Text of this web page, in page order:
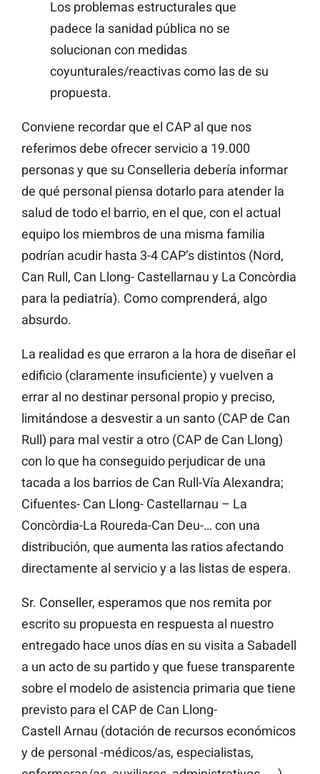
Los problemas estructurales que
padece la sanidad pública no se
solucionan con medidas
coyunturales/reactivas como las de su
propuesta.
Conviene recordar que el CAP al que nos
referimos debe ofrecer servicio a 19.000
personas y que su Conselleria debería informar
de qué personal piensa dotarlo para atender la
salud de todo el barrio, en el que, con el actual
equipo los miembros de una misma familia
podrían acudir hasta 3-4 CAP’s distintos (Nord,
Can Rull, Can Llong- Castellarnau y La Concòrdia
para la pediatría). Como comprenderá, algo
absurdo.
La realidad es que erraron a la hora de diseñar el
edificio (claramente insuficiente) y vuelven a
errar al no destinar personal propio y preciso,
limitándose a desvestir a un santo (CAP de Can
Rull) para mal vestir a otro (CAP de Can Llong)
con lo que ha conseguido perjudicar de una
tacada a los barrios de Can Rull-Vía Alexandra;
Cifuentes- Can Llong- Castellarnau – La
Concòrdia-La Roureda-Can Deu-… con una
distribución, que aumenta las ratios afectando
directamente al servicio y a las listas de espera.
Sr. Conseller, esperamos que nos remita por
escrito su propuesta en respuesta al nuestro
entregado hace unos días en su visita a Sabadell
a un acto de su partido y que fuese transparente
sobre el modelo de asistencia primaria que tiene
previsto para el CAP de Can Llong-
Castell Arnau (dotación de recursos económicos
y de personal -médicos/as, especialistas,